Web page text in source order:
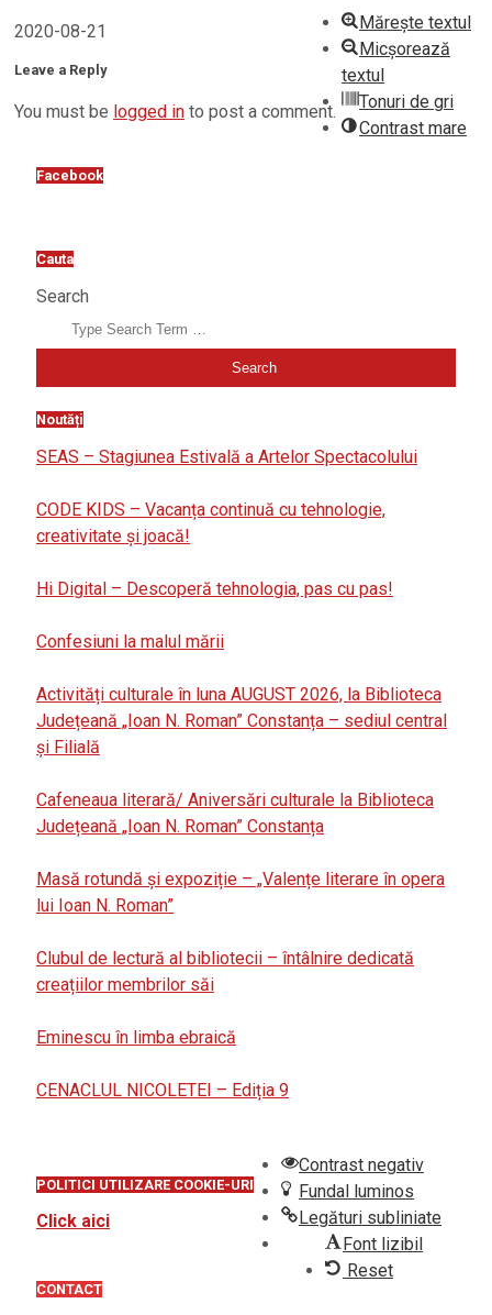
2020-08-21
Leave a Reply
You must be logged in to post a comment.
Facebook
Cauta
Search
Noutăți
SEAS – Stagiunea Estivală a Artelor Spectacolului
CODE KIDS – Vacanța continuă cu tehnologie,
creativitate și joacă!
Hi Digital – Descoperă tehnologia, pas cu pas!
Confesiuni la malul mării
Activități culturale în luna AUGUST 2026, la Biblioteca
Județeană „Ioan N. Roman” Constanța – sediul central
și Filială
Cafeneaua literară/ Aniversări culturale la Biblioteca
Județeană „Ioan N. Roman” Constanța
Masă rotundă și expoziție – „Valențe literare în opera
lui Ioan N. Roman”
Clubul de lectură al bibliotecii – întâlnire dedicată
creațiilor membrilor săi
Eminescu în limba ebraică
CENACLUL NICOLETEI – Ediția 9
POLITICI UTILIZARE COOKIE-URI
Click aici
CONTACT
Mărește textul
Micșorează
textul
Tonuri de gri
Contrast mare
Contrast negativ
Fundal luminos
Legături subliniate
Font lizibil
Reset